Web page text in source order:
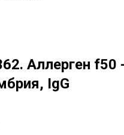
Аллерген f50
IgG